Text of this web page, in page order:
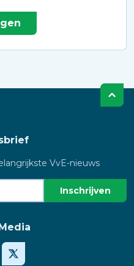
VvE-nieuws